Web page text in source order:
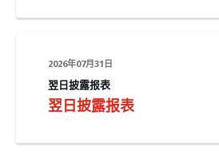
2026年07月31日
翌日披露报表
翌日披露报表